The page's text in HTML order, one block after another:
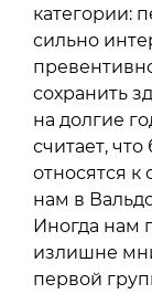
категории:
сильно
сохранить
на долгие
считает,
относятся
нам в
Иногда нам
излишне
первой